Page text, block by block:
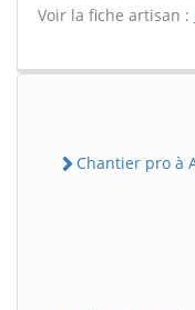
Voir la fiche artisan :
Chantier pro à